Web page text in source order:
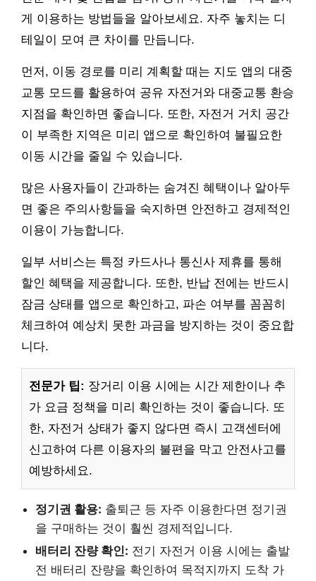
게 이용하는 방법들을 알아보세요. 자주 놓치는 디
테일이 모여 큰 차이를 만듭니다.
먼저, 이동 경로를 미리 계획할 때는 지도 앱의 대중
교통 모드를 활용하여 공유 자전거와 대중교통 환승
지점을 확인하면 좋습니다. 또한, 자전거 거치 공간
이 부족한 지역은 미리 앱으로 확인하여 불필요한
이동 시간을 줄일 수 있습니다.
많은 사용자들이 간과하는 숨겨진 혜택이나 알아두
면 좋은 주의사항들을 숙지하면 안전하고 경제적인
이용이 가능합니다.
일부 서비스는 특정 카드사나 통신사 제휴를 통해
할인 혜택을 제공합니다. 또한, 반납 전에는 반드시
잠금 상태를 앱으로 확인하고, 파손 여부를 꼼꼼히
체크하여 예상치 못한 과금을 방지하는 것이 중요합
니다.
전문가 팁: 장거리 이용 시에는 시간 제한이나 추
가 요금 정책을 미리 확인하는 것이 좋습니다. 또
한, 자전거 상태가 좋지 않다면 즉시 고객센터에
신고하여 다른 이용자의 불편을 막고 안전사고를
예방하세요.
정기권 활용: 출퇴근 등 자주 이용한다면 정기권
을 구매하는 것이 훨씬 경제적입니다.
배터리 잔량 확인: 전기 자전거 이용 시에는 출발
전 배터리 잔량을 확인하여 목적지까지 도착 가